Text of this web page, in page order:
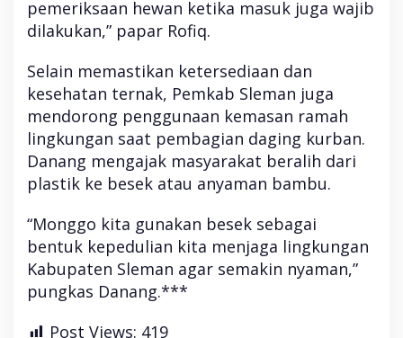
pemeriksaan hewan ketika masuk juga wajib
dilakukan,” papar Rofiq.
Selain memastikan ketersediaan dan
kesehatan ternak, Pemkab Sleman juga
mendorong penggunaan kemasan ramah
lingkungan saat pembagian daging kurban.
Danang mengajak masyarakat beralih dari
plastik ke besek atau anyaman bambu.
“Monggo kita gunakan besek sebagai
bentuk kepedulian kita menjaga lingkungan
Kabupaten Sleman agar semakin nyaman,”
pungkas Danang.***
Post Views: 419